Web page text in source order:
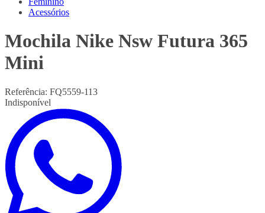
Acessórios
Mochila Nike Nsw Futura 365
Mini
Referência: FQ5559-113
Indisponível